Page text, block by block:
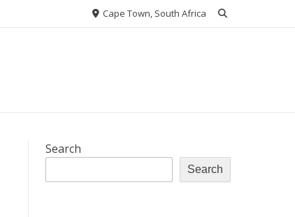
Cape Town, South Africa
Search
Search